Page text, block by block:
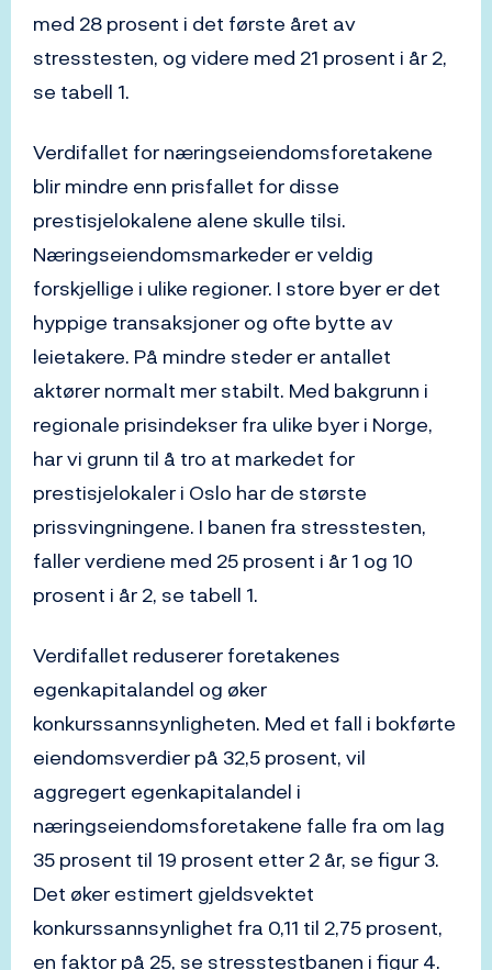
med 28 prosent i det første året av
stresstesten, og videre med 21 prosent i år 2,
se tabell 1.
Verdifallet for næringseiendomsforetakene
blir mindre enn prisfallet for disse
prestisjelokalene alene skulle tilsi.
Næringseiendomsmarkeder er veldig
forskjellige i ulike regioner. I store byer er det
hyppige transaksjoner og ofte bytte av
leietakere. På mindre steder er antallet
aktører normalt mer stabilt. Med bakgrunn i
regionale prisindekser fra ulike byer i Norge,
har vi grunn til å tro at markedet for
prestisjelokaler i Oslo har de største
prissvingningene. I banen fra stresstesten,
faller verdiene med 25 prosent i år 1 og 10
prosent i år 2, se tabell 1.
Verdifallet reduserer foretakenes
egenkapitalandel og øker
konkurssannsynligheten. Med et fall i bokførte
eiendomsverdier på 32,5 prosent, vil
aggregert egenkapitalandel i
næringseiendomsforetakene falle fra om lag
35 prosent til 19 prosent etter 2 år, se figur 3.
Det øker estimert gjeldsvektet
konkurssannsynlighet fra 0,11 til 2,75 prosent,
en faktor på 25, se stresstestbanen i figur 4.